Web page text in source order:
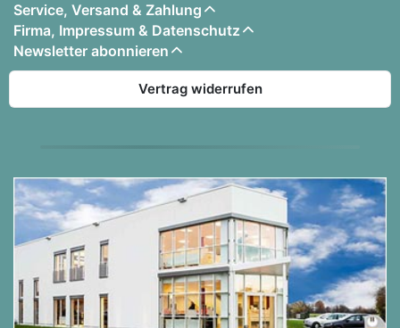
Service, Versand & Zahlung
Firma, Impressum & Datenschutz
Newsletter abonnieren
Vertrag widerrufen